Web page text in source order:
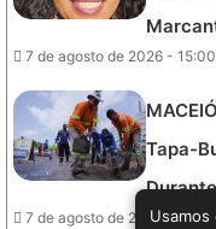
7 de agosto de 2026 -
Tapa-
7 de agosto de 2026 -